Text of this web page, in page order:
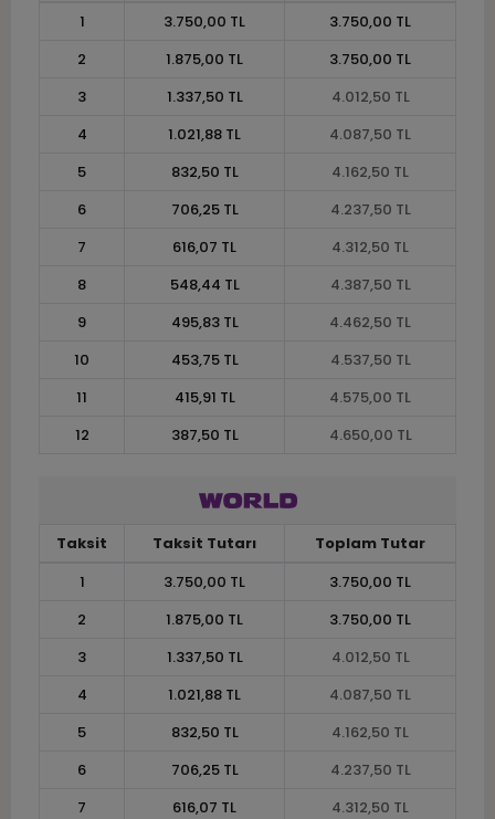
1
3.750,00 TL
3.750,00 TL
2
1.875,00 TL
3.750,00 TL
3
1.337,50 TL
4.012,50 TL
4
1.021,88 TL
4.087,50 TL
5
832,50 TL
4.162,50 TL
6
706,25 TL
4.237,50 TL
7
616,07 TL
4.312,50 TL
8
548,44 TL
4.387,50 TL
9
495,83 TL
4.462,50 TL
10
453,75 TL
4.537,50 TL
11
415,91 TL
4.575,00 TL
12
387,50 TL 4.650,00 TL
Taksit Taksit Tutarı
Toplam Tutar
1
3.750,00 TL
3.750,00 TL
2
1.875,00 TL
3.750,00 TL
3
1.337,50 TL
4.012,50 TL
4
1.021,88 TL
4.087,50 TL
5
832,50 TL
4.162,50 TL
6
706,25 TL
4.237,50 TL
7
616,07 TL
4.312,50 TL